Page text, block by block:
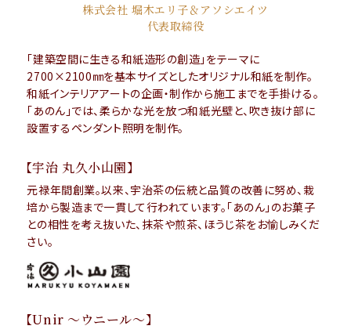
株式会社 堀木エリ子＆アソシエイツ
代表取締役
「建築空間に生きる和紙造形の創造」をテーマに
2700×2100㎜を基本サイズとしたオリジナル和紙を制作。
和紙インテリアアートの企画・制作から施工までを手掛ける。
「あのん」では、柔らかな光を放つ和紙光壁と、吹き抜け部に
設置するペンダント照明を制作。
【宇治 丸久小山園】
元禄年間創業。以来、宇治茶の伝統と品質の改善に努め、栽
培から製造まで一貫して行われています。「あのん」のお菓子
との相性を考え抜いた、抹茶や煎茶、ほうじ茶をお愉しみくだ
さい。
【Unir 〜ウニール〜】